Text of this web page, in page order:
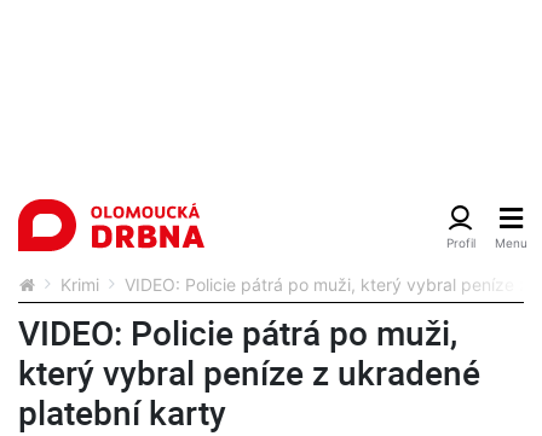
Krimi VIDEO: Policie pátrá po muži, který vybral peníze z
VIDEO: Policie pátrá po muži,
který vybral peníze z ukradené
platební karty